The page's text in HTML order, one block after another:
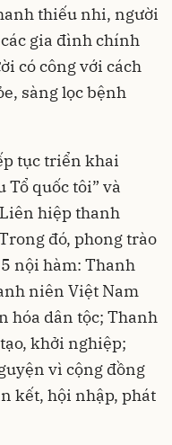
thiếu nhi, người
gia đình chính
có công với cách
sàng lọc bệnh
tục triển khai
Tổ quốc tôi” và
hiệp thanh
đó, phong trào
5 nội hàm: Thanh
niên Việt Nam
hóa dân tộc; Thanh
khởi nghiệp;
vì cộng đồng
kết, hội nhập, phát